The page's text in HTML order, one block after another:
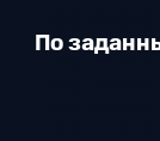
По